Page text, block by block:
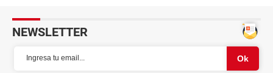
NEWSLETTER